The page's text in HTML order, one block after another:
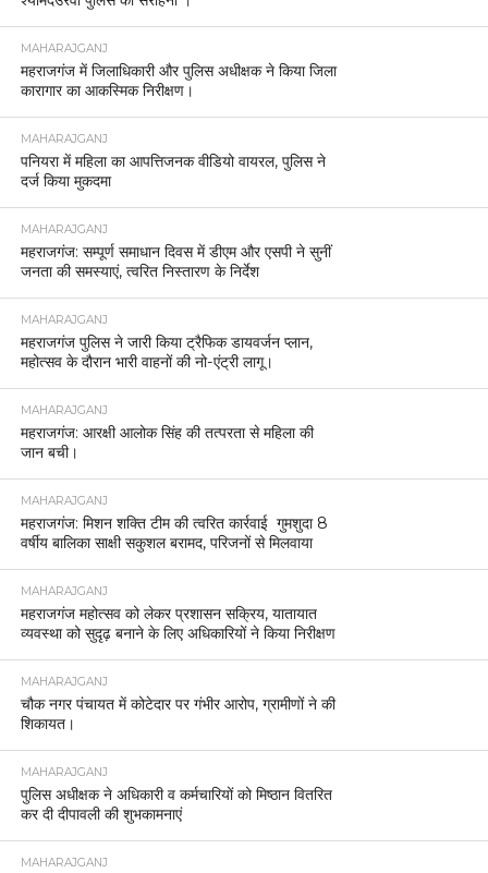
MAHARAJGANJ
महराजगंज में जिलाधिकारी और पुलिस अधीक्षक ने किया जिला
कारागार का आकस्मिक निरीक्षण।
MAHARAJGANJ
पनियरा में महिला का आपत्तिजनक वीडियो वायरल, पुलिस ने
दर्ज किया मुकदमा
MAHARAJGANJ
महराजगंज: सम्पूर्ण समाधान दिवस में डीएम और एसपी ने सुनीं
जनता की समस्याएं, त्वरित निस्तारण के निर्देश
MAHARAJGANJ
महराजगंज पुलिस ने जारी किया ट्रैफिक डायवर्जन प्लान,
महोत्सव के दौरान भारी वाहनों की नो-एंट्री लागू।
MAHARAJGANJ
महराजगंज: आरक्षी आलोक सिंह की तत्परता से महिला की
जान बची।
MAHARAJGANJ
महराजगंज: मिशन शक्ति टीम की त्वरित कार्रवाई गुमशुदा 8
वर्षीय बालिका साक्षी सकुशल बरामद, परिजनों से मिलवाया
MAHARAJGANJ
महराजगंज महोत्सव को लेकर प्रशासन सक्रिय, यातायात
व्यवस्था को सुदृढ़ बनाने के लिए अधिकारियों ने किया निरीक्षण
MAHARAJGANJ
चौक नगर पंचायत में कोटेदार पर गंभीर आरोप, ग्रामीणों ने की
शिकायत।
MAHARAJGANJ
पुलिस अधीक्षक ने अधिकारी व कर्मचारियों को मिष्ठान वितरित
कर दी दीपावली की शुभकामनाएं
MAHARAJGANJ